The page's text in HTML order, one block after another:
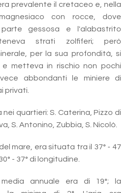
prevalente il cretaceo e, nella
con rocce, dove
gessosa e l'alabastrito
strati zolfiferi; però
per la sua profondità, si
metteva in rischio non pochi
abbondanti le miniere di
privati.
nei quartieri: S. Caterina, Pizzo di
S. Antonino, Zubbia, S. Nicolò.
mare, era situata tra il 37° - 47
- 37° di longitudine.
annuale era di 19°; la